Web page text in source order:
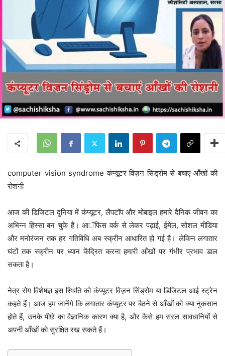
computer vision syndrome कंप्यूटर विज़न सिंड्रोम से बचाएं आँखों की
रोशनी
आज की डिजिटल दुनिया में कंप्यूटर, लैपटॉप और मोबाइल हमारे दैनिक जीवन का
अभिन्न हिस्सा बन चुके हैं। आॅफिस वर्क से लेकर पढ़ाई, ईमेल, सोशल मीडिया
और मनोरंजन तक हर गतिविधि अब स्क्रीन आधारित हो गई है। लेकिन लगातार
घंटों तक स्क्रीन पर ध्यान केंद्रित करना हमारी आँखों पर गंभीर प्रभाव डाल
सकता है।
नेत्र रोग विशेषज्ञ इस स्थिति को कंप्यूटर विज़न सिंड्रोम या डिजिटल आई स्ट्रेन
कहते हैं। आज हम जानेंगे कि लगातार कंप्यूटर पर बैठने से आँखों को क्या नुकसान
होते हैं, उनके पीछे का वैज्ञानिक कारण क्या है, और कैसे हम सरल सावधानियों से
अपनी आँखों को सुरक्षित रख सकते हैं।